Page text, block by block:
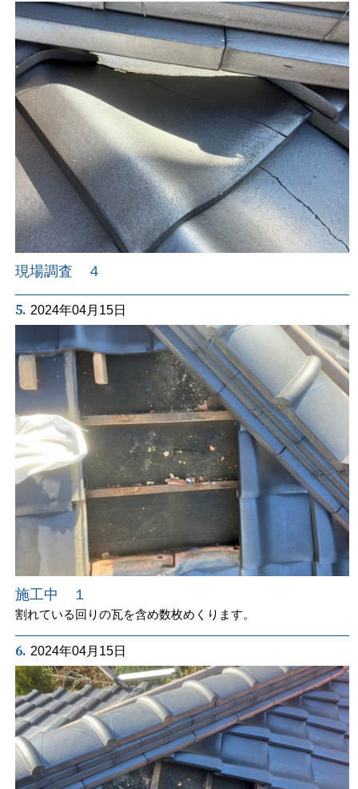
現場調査 ４
5. 2024年04月15日
施工中 １
割れている回りの瓦を含め数枚めくります。
6. 2024年04月15日